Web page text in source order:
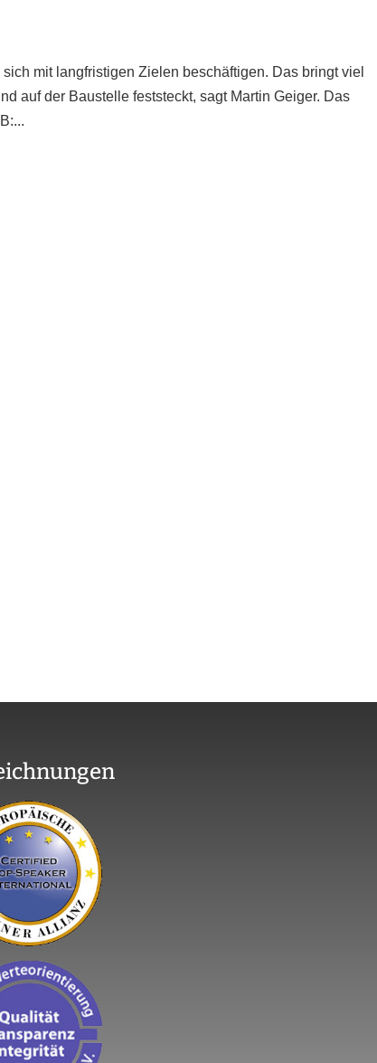
mit langfristigen Zielen beschäftigen. Das bringt viel
auf der Baustelle feststeckt, sagt Martin Geiger. Das